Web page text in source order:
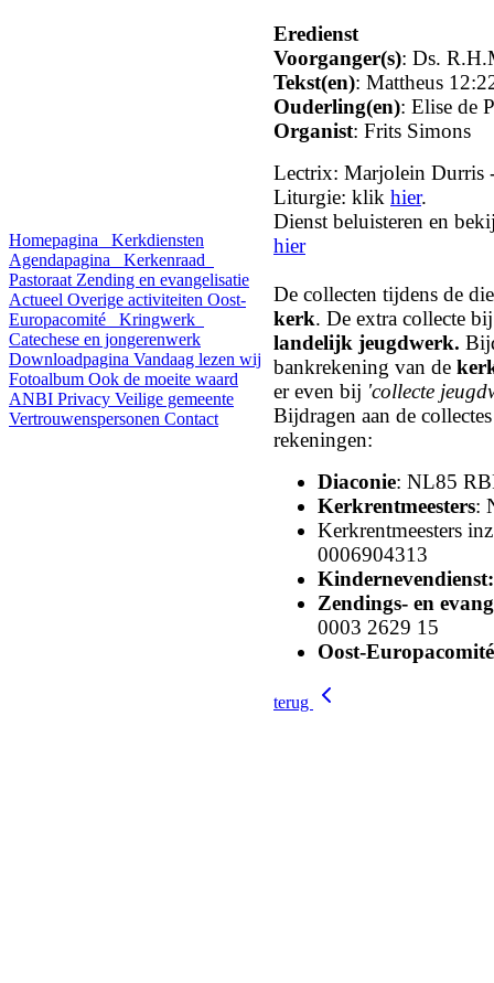
Homepagina
Kerkdiensten
Agendapagina
Kerkenraad
Pastoraat Zending en evangelisatie
Actueel Overige activiteiten Oost-
Europacomité
Kringwerk
Catechese en jongerenwerk
Downloadpagina Vandaag lezen wij
Fotoalbum Ook de moeite waard
ANBI Privacy Veilige gemeente
Vertrouwenspersonen Contact
Eredienst
Voorganger(s): Ds.
Tekst(en): Mattheus
Ouderling(en): Elise de
Organist: Frits Simons
Lectrix: Marjolein Durris
Liturgie: klik hier.
Dienst beluisteren en
hier
De collecten tijdens de
kerk. De extra collecte
landelijk jeugdwerk.
bankrekening van de
er even bij 'collecte
Bijdragen aan de
rekeningen:
Diaconie: NL85
Kerkrentmeesters:
Kerkrentmeesters
0006904313
Kindernevendienst:
Zendings- en
0003 2629 15
Oost-Europacomité
terug